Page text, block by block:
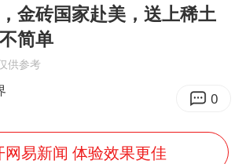
香港殿堂级填词人黎彼得因病离世 终年76岁
FIFA官方支持因凡蒂诺
金砖国家赴美，送上稀土
简单
供参考
0
网易新闻 体验效果更佳